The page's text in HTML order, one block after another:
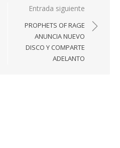
Entrada siguiente
PROPHETS OF RAGE
ANUNCIA NUEVO
DISCO Y COMPARTE
ADELANTO